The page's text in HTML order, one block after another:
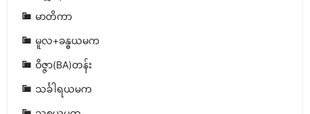
မာတိကာ
မူလ+ခန္ဓယမက
ဝိဇ္ဇာ(BA)တန်း
သင်္ခါရယမက